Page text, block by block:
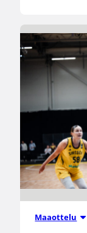
Maaottelu